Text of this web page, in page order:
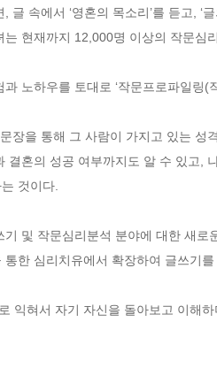
글 속에서 ‘영혼의 목소리’를 듣고, ‘
는 현재까지 12,000명 이상의 작문
노하우를 토대로 ‘작문프로파일링
장을 통해 그 사람이 가지고 있는
결혼의 성공 여부까지도 알 수 있고,
것이다.
기 및 작문심리분석 분야에 대한 새
통한 심리치유에서 확장하여 글쓰기
익혀서 자기 자신을 돌아보고 이해